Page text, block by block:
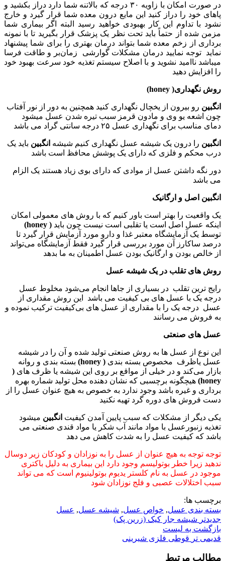
در صورت امکان با زاویه ۳۰ درجه که بالاتنه شما دارد دراز بکشید و
پاهای خود را دراز کنید این مایع درون معده شما قرار گیرد و خارج
نشود با تداوم این کار بهبودی خواهید رسید البته اگر بیماری شما
مزمن شده از حتماً باید تحت نظر یک پزشک قرار بگیرید تا با نمونه
برداری از زخم معده شما بتواند درمان بهتری را برای شما پیشنهاد
نماید توجه نمایید درمان مشکلات گوارشی زمان‌بر و طاقت فرسا
میباشد ناامید نشوید و با اصلاح سیستم تغذیه خود سرعت بهبود خود
را افزایش دهید
روش نگهداری( honey)
انگبین رو بیرون از یخچال نگهداری کنید همچنین به دور از نور آفتاب
چون اشعه یو وی و مادون قرمز سبب تیره شدن عسل میشود
دمای مناسب برای نگهداری عسل ۲۵ درجه سانتی گراد می باشد
انگبین را درون یک شیشه عسل نگهداری کنیم شیشه انگبین باید یک
درب محکم و فلزی که دارای یک پوشش محافظ است باشد
دور نگه داشتن عسل از موادی که دارای بوی زیاد هستند یک الزام
می باشد
انگبین اصل و ارگانیک
یک واقعیت را بهتر است باور کنیم که با روش های معمولی امکان
اینکه عسل اصل است یا تقلبی است نیست چون باید ( honey)
توسط یک آزمایشگاه معتبر غذا و دارو مورد آزمایش قرار گیرد تا
درصد ساکارز آن مورد بررسی قرار گیرد فقط آزمایشگاه می‌تواند
از خالص بودن و ارگانیک بودن عسل اطمینان به ما بدهد
روش های تقلب در یک شیشه عسل
رایج ترین تقلب در بسیاری از جاها انجام می‌شود مخلوط عسل
درجه یک با عسل های بی کیفیت می باشد این روش مقداری از
عسل درجه یک را با مقداری از عسل های بی‌کیفیت ترکیب نموده و
به فروش می رسانند
عسل های صنعتی
این نوع از عسل ها به روش صنعتی تولید شده و آن را در شیشه
عسل یاظرف مخصوص بسته بندی ( honey)
بسته بندی و روانه
بازار می‌کند و در خیلی از مواقع بر روی این شیشه یا ظرف های (
honey) هیچگونه برچسبی که نشان دهنده محل تولید شماره بهره
برداری و غیره باشد وجود ندارد به خصوص به هیچ عنوان عسل را از
دست فروش های دوره گرد تهیه نکنید
یکی دیگر از مشکلات که سبب پایین آمدن کیفیت انگبین میشود
تغذیه زنبورعسل با مواد مانند آب شکر یا مواد قندی صنعتی می
باشد که کیفیت عسل را به شدت کاهش می دهد
توجه توجه به هیچ عنوان از عسل را به نوزادان و کودکان زیر دوسال
ندهید زیرا خطر بوتولیسم وجود دارد این بیماری به دلیل باکتری
موجود در عسل به نام کلستر یدیوم بوتولینیوم است که می تواند
سبب اختلالات عصبی و فلج نوزادان شود
برچسب ها:
بسته بندی عسل, خواص عسل, شیشه عسل, عسل
جدیدتر شیشه جار کیک (زرین پک)
بازگشت به لیست
قدیمی تر قوطی فلزی شیرینی
مطالب مرتبط